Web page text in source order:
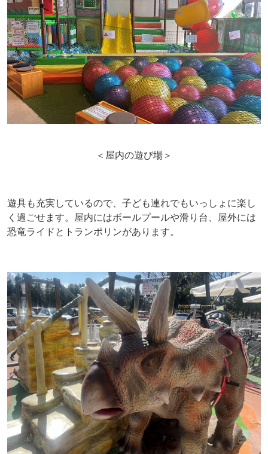
＜屋内の遊び場＞
遊具も充実しているので、子ども連れでもいっしょに楽し
く過ごせます。屋内にはボールプールや滑り台、屋外には
恐竜ライドとトランポリンがあります。